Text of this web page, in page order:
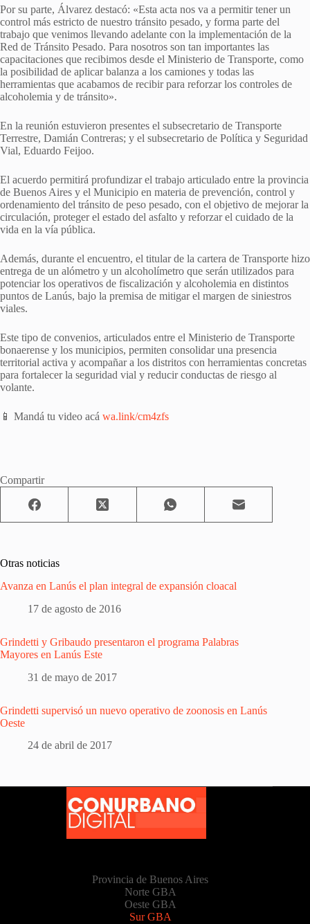
Por su parte, Álvarez destacó: «Esta acta nos va a permitir tener un
control más estricto de nuestro tránsito pesado, y forma parte del
trabajo que venimos llevando adelante con la implementación de la
Red de Tránsito Pesado. Para nosotros son tan importantes las
capacitaciones que recibimos desde el Ministerio de Transporte, como
la posibilidad de aplicar balanza a los camiones y todas las
herramientas que acabamos de recibir para reforzar los controles de
alcoholemia y de tránsito».
En la reunión estuvieron presentes el subsecretario de Transporte
Terrestre, Damián Contreras; y el subsecretario de Política y Seguridad
Vial, Eduardo Feijoo.
El acuerdo permitirá profundizar el trabajo articulado entre la provincia
de Buenos Aires y el Municipio en materia de prevención, control y
ordenamiento del tránsito de peso pesado, con el objetivo de mejorar la
circulación, proteger el estado del asfalto y reforzar el cuidado de la
vida en la vía pública.
Además, durante el encuentro, el titular de la cartera de Transporte hizo
entrega de un alómetro y un alcoholímetro que serán utilizados para
potenciar los operativos de fiscalización y alcoholemia en distintos
puntos de Lanús, bajo la premisa de mitigar el margen de siniestros
viales.
Este tipo de convenios, articulados entre el Ministerio de Transporte
bonaerense y los municipios, permiten consolidar una presencia
territorial activa y acompañar a los distritos con herramientas concretas
para fortalecer la seguridad vial y reducir conductas de riesgo al
volante.
📱 Mandá tu video acá wa.link/cm4zfs
Compartir
Otras noticias
Avanza en Lanús el plan integral de expansión cloacal
17 de agosto de 2016
Grindetti y Gribaudo presentaron el programa Palabras
Mayores en Lanús Este
31 de mayo de 2017
Grindetti supervisó un nuevo operativo de zoonosis en Lanús
Oeste
24 de abril de 2017
Provincia de Buenos Aires
Norte GBA
Oeste GBA
Sur GBA